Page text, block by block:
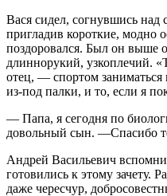
Вася сидел, согнувшись над
пригладив короткие, модно
поздоровался. Был он выше
длиннорукий, узко­плечий.
отец, — спортом заниматься
из-под палки, и то, если я
— Папа, я сегодня по
довольный сын. —Спасибо
Андрей Васильевич
готовились к этому зачету.
даже чересчур,